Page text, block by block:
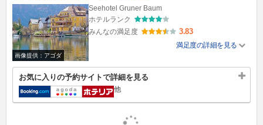
画像提供：アゴダ
Seehotel Gruner Baum
ホテルランク
みんなの満足度
3.83
満足度の詳細を見る
お気に入りの予約サイトで詳細を見る
他